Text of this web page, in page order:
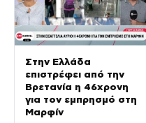
Στην Ελλάδα
επιστρέφει από την
Βρετανία η 46χρονη
για τον εμπρησμό στη
Μαρφίν